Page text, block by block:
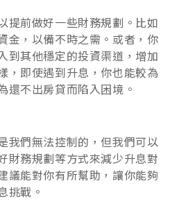
提前做好一些財務規劃。比如
金，以備不時之需。或者，你
到其他穩定的投資渠道，增加
，即使遇到升息，你也能較為
還不出房貸而陷入困境。
我們無法控制的，但我們可以
財務規劃等方式來減少升息對
議能對你有所幫助，讓你能夠
挑戰。